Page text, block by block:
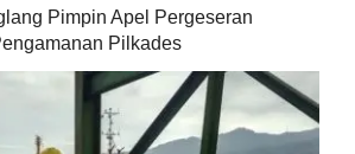
Pimpin Apel Pergeseran
Pilkades